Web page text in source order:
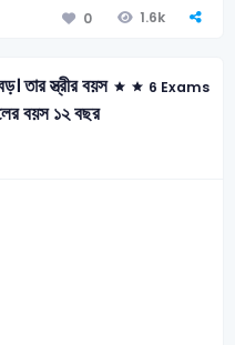
0 1.6k
তার স্ত্রীর বয়স
বয়স ১২ বছর
6 Exams